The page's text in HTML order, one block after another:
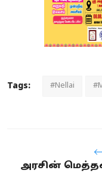
Tags: #Nellai
அரசின்